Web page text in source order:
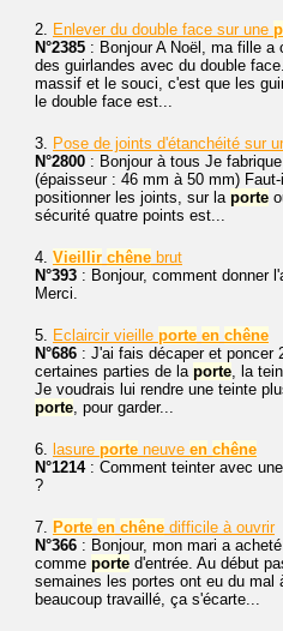
2. Enlever du double face sur une
N°2385 : Bonjour A Noël, ma fille a
des guirlandes avec du double
massif et le souci, c'est que les
le double face est...
3. Pose de joints d'étanchéité sur
N°2800 : Bonjour à tous Je
(épaisseur : 46 mm à 50 mm)
positionner les joints, sur la porte
sécurité quatre points est...
4. Vieillir chêne brut
N°393 : Bonjour, comment donner
Merci.
5. Eclaircir vieille porte en chêne
N°686 : J'ai fais décaper et poncer
certaines parties de la porte, la
Je voudrais lui rendre une teinte
porte, pour garder...
6. lasure porte neuve en chêne
N°1214: Comment teinter avec
?
7. Porte en chêne difficile à ouvrir
N°366 : Bonjour, mon mari a
comme porte d'entrée. Au début
semaines les portes ont eu du mal
beaucoup travaillé, ça s'écarte...